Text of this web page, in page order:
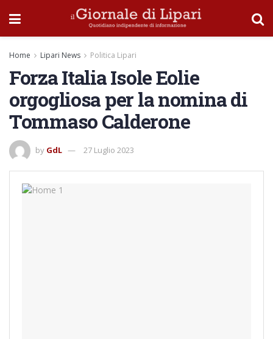
Home Lipari News Politica Lipari
Forza Italia Isole Eolie
orgogliosa per la nomina di
Tommaso Calderone
by GdL 27 Luglio 2023